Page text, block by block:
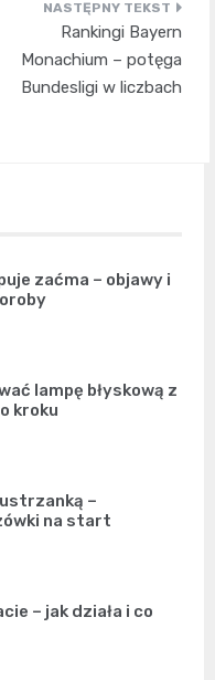
Rankingi Bayern
Monachium – potęga
Bundesligi w liczbach
zaćma – objawy i
lampę błyskową z
kroku
–
na start
– jak działa i co